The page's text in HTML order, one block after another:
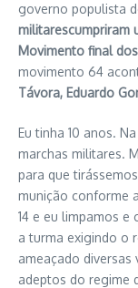
governo populista
militarescumpriram
Movimento final
movimento 64
Távora, Eduardo
Eu tinha 10 anos.
marchas militares.
para que
munição conforme
14 e eu limpamos e
a turma exigindo o
ameaçado
adeptos do regime